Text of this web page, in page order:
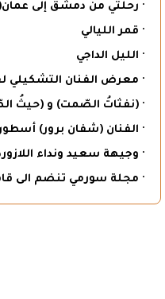
· رحلتي من دمشق إلى
· قمر الليالي
· الليل الداجي
· معرض الفنان التشكيلي
· (نفثاتُ الصّمت) و (حيثُ
· الفنان (شفان برور)
· وجيهة سعيد ونداء
· مجلة سورمي تنضم الى